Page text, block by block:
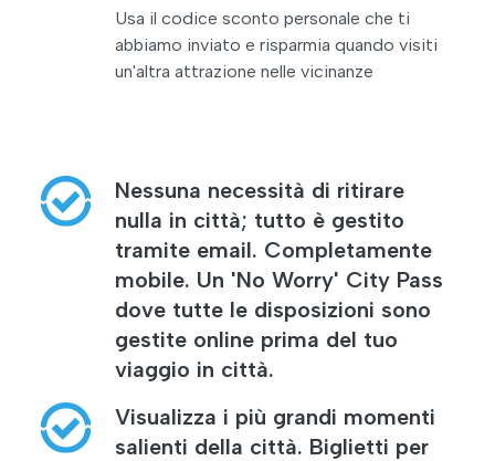
Usa il codice sconto personale che ti
abbiamo inviato e risparmia quando visiti
un'altra attrazione nelle vicinanze
Nessuna necessità di ritirare
nulla in città; tutto è gestito
tramite email. Completamente
mobile. Un 'No Worry' City Pass
dove tutte le disposizioni sono
gestite online prima del tuo
viaggio in città.
Visualizza i più grandi momenti
salienti della città. Biglietti per